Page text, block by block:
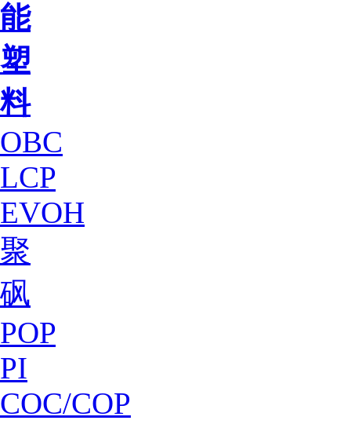
能
塑
料
OBC
LCP
EVOH
聚
砜
POP
PI
COC/COP